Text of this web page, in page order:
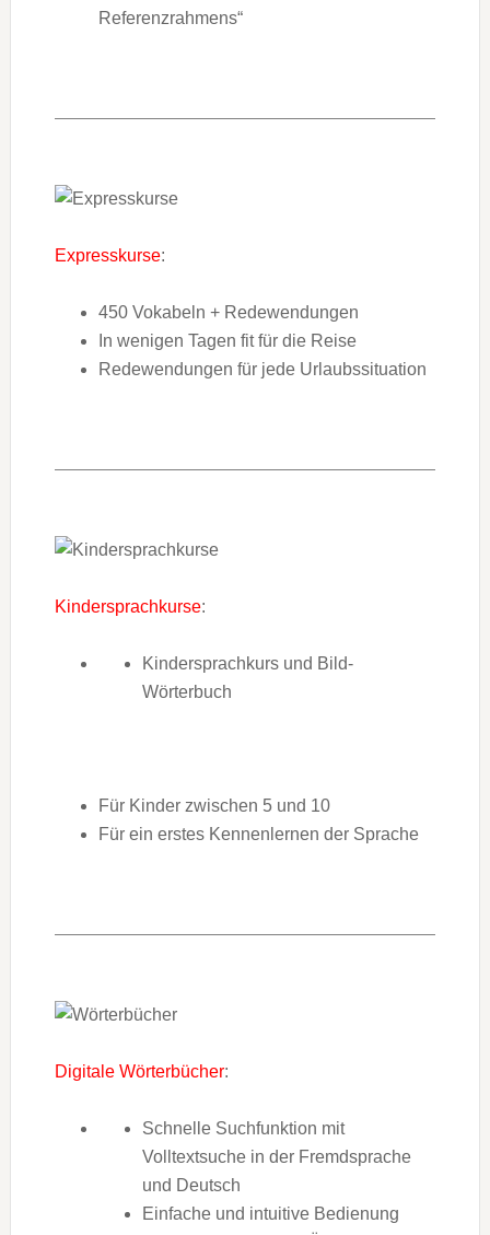
Referenzrahmens“
Expresskurse:
450 Vokabeln + Redewendungen
In wenigen Tagen fit für die Reise
Redewendungen für jede Urlaubssituation
Kindersprachkurse:
Kindersprachkurs und Bild-
Wörterbuch
Für Kinder zwischen 5 und 10
Für ein erstes Kennenlernen der Sprache
Digitale Wörterbücher:
Schnelle Suchfunktion mit
Volltextsuche in der Fremdsprache
und Deutsch
Einfache und intuitive Bedienung